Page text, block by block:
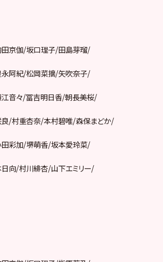
京伽/坂口理子/田島芽瑠/
阿紀/松岡菜摘/矢吹奈子/
音々/冨吉明日香/朝長美桜/
/村重杏奈/本村碧唯/森保まどか/
彩加/堺萌香/坂本愛玲菜/
向/村川緋杏/山下エミリー/